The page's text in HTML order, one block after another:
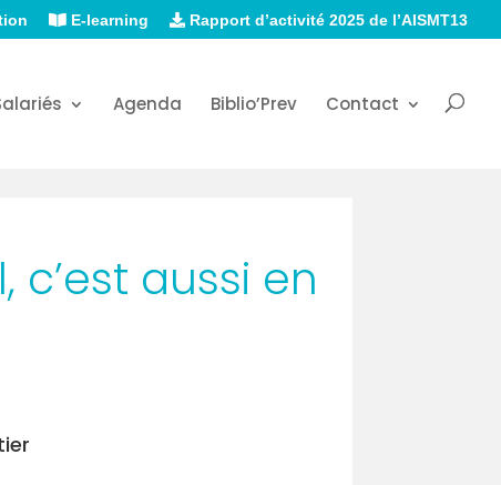
E-learning Rapport d’activité 2025 de l’AISMT13
Agenda Biblio’Prev Contact
aussi en